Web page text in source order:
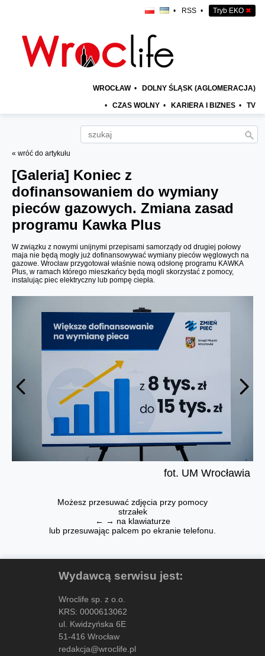
• RSS • Tryb EKO ✖
WROCŁAW • DOLNY ŚLĄSK (AGLOMERACJA)
• CZAS WOLNY • KARIERA I BIZNES • TV
« wróć do artykułu
[Galeria] Koniec z
dofinansowaniem do wymiany
pieców gazowych. Zmiana zasad
programu Kawka Plus
W związku z nowymi unijnymi przepisami samorządy od drugiej połowy
maja nie będą mogły już dofinansowywać wymiany pieców węglowych na
gazowe. Wrocław przygotował właśnie nową odsłonę programu KAWKA
Plus, w ramach którego mieszkańcy będą mogli skorzystać z pomocy,
instalując piec elektryczny lub pompę ciepła.
fot. UM Wrocławia
Możesz przesuwać zdjęcia przy pomocy
strzałek
← → na klawiaturze
lub przesuwając palcem po ekranie telefonu.
Wydawcą serwisu jest:
Wroclife sp. z o.o.
KRS: 0000613062
ul. Kwidzyńska 6E
51-416 Wrocław
redakcja@wroclife.pl